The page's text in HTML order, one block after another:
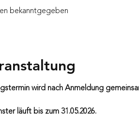
bekanntgegeben
wird nach Anmeldung
läuft bis zum 31.05.2026.